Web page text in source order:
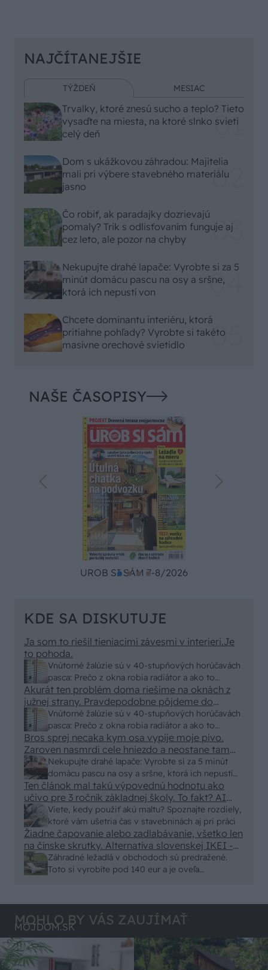
NAJČÍTANEJŠIE
TÝŽDEŇ MESIAC
Trvalky, ktoré znesú sucho a teplo? Tieto
vysaďte na miesta, na ktoré slnko svieti
celý deň
Dom s ukážkovou záhradou: Majitelia
mali pri výbere stavebného materiálu
jasno
Čo robiť, ak paradajky dozrievajú
pomaly? Trik s odlisťovaním funguje aj
cez leto, ale pozor na chyby
Nekupujte drahé lapače: Vyrobte si za 5
minút domácu pascu na osy a sršne,
ktorá ich nepustí von
Chcete dominantu interiéru, ktorá
pritiahne pohľady? Vyrobte si takéto
masívne orechové svietidlo
NAŠE ČASOPISY
UROB SI SÁM 7-8/2026
KDE SA DISKUTUJE
Vnútorné žalúzie sú v 40-stupňových horúčavách
pasca: Prečo z okna robia radiátor a ako to
vyriešiť za pár eur?
Ja som to riešil tieniacimi závesmi v interieri.Je
to pohoda.
Vnútorné žalúzie sú v 40-stupňových horúčavách
pasca: Prečo z okna robia radiátor a ako to
vyriešiť za pár eur?
Akurát ten problém doma riešime na oknách z
južnej strany. Pravdepodobne pôjdeme do
vonkajšieho tienenia na spôsob markízy
250x150cm. Čínsky predajcovia idú okolo 100
eur kus.
Nekupujte drahé lapače: Vyrobte si za 5 minút
domácu pascu na osy a sršne, ktorá ich nepustí
von
Bros sprej necaka kym osa vypije moje pivo.
Zaroven nasmrdi cele hniezdo a neostane tam
nic zive. Vasa pasca naucinke moc efektivne.
Skor pritiahne slimaky
Viete, kedy použiť akú maltu? Spoznajte rozdiely,
ktoré vám ušetria čas v stavebninách aj pri práci
Ten článok mal takú výpovednú hodnotu ako
učivo pre 3 ročník základnej školy. To fakt? AI
alebo nejaka kniha z VŠ? Dnešné rychlotvrdnuce
malty - pevnosť 40 Mpa a doba schnutia tak 15
minut , k tomu vodotesné s kryštálikou. A rozdiel
- schnutie a zretie. Nič?
Záhradné ležadlá v obchodoch sú predražené.
Toto si vyrobíte pod 140 eur a je oveľa
Žiadne čapovanie alebo zadlabávanie, všetko len
na čínske skrutky. Alternatíva slovenskej IKEI -
čo sa týka pevnosti. Autor si nedal veľa námahy s
remeselným spracovaním, škoda. No lepšie než
MOHLO BY VÁS ZAUJÍMAŤ
MÔJDOM.SK